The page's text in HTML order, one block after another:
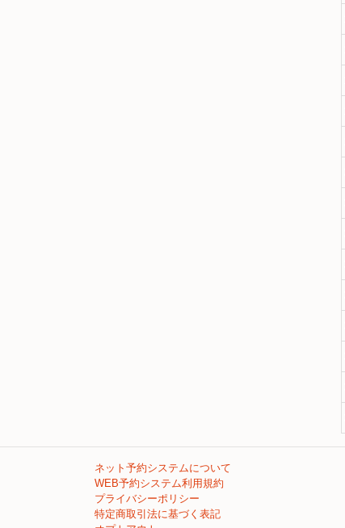
ネット予約システムについて
WEB予約システム利用規約
プライバシーポリシー
特定商取引法に基づく表記